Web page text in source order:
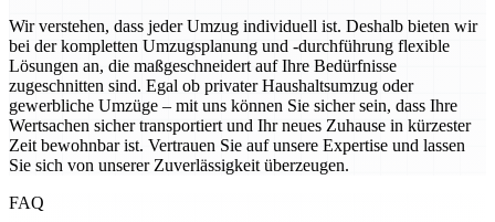
Wir verstehen, dass jeder Umzug individuell ist. Deshalb bieten wir
bei der kompletten Umzugsplanung und -durchführung flexible
Lösungen an, die maßgeschneidert auf Ihre Bedürfnisse
zugeschnitten sind. Egal ob privater Haushaltsumzug oder
gewerbliche Umzüge – mit uns können Sie sicher sein, dass Ihre
Wertsachen sicher transportiert und Ihr neues Zuhause in kürzester
Zeit bewohnbar ist. Vertrauen Sie auf unsere Expertise und lassen
Sie sich von unserer Zuverlässigkeit überzeugen.
FAQ